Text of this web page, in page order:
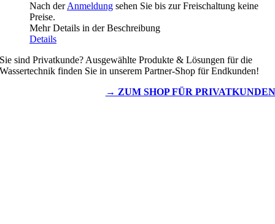
Nach derAnmeldung sehen Sie bis zur Freischaltung keine
Preise.
Mehr Details in der Beschreibung
Details
Sie sind Privatkunde? Ausgewählte Produkte & Lösungen für die
Wassertechnik finden Sie in unserem Partner-Shop für Endkunden!
→ ZUM SHOP FÜR PRIVATKUNDEN